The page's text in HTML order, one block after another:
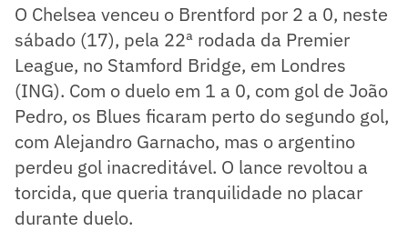
O Chelsea venceu o Brentford por 2 a 0, neste
sábado (17), pela 22ª rodada da Premier
League, no Stamford Bridge, em Londres
(ING). Com o duelo em 1 a 0, com gol de João
Pedro, os Blues ficaram perto do segundo gol,
com Alejandro Garnacho, mas o argentino
perdeu gol inacreditável. O lance revoltou a
torcida, que queria tranquilidade no placar
durante duelo.